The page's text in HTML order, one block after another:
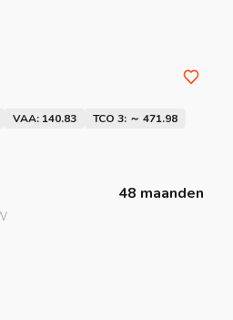
VAA: 140.83
TCO 3: ～ 471.98
48 maanden